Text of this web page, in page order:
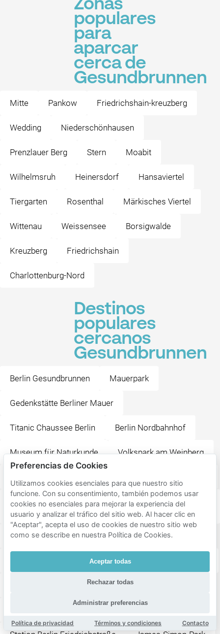
Zonas
populares
para
aparcar
cerca de
Gesundbrunnen
Mitte Pankow Friedrichshain-kreuzberg
Wedding Niederschönhausen
Prenzlauer Berg Stern Moabit
Wilhelmsruh Heinersdorf Hansaviertel
Tiergarten Rosenthal Märkisches Viertel
Wittenau Weissensee Borsigwalde
Kreuzberg Friedrichshain
Charlottenburg-Nord
Destinos
populares
cercanos
Gesundbrunnen
Berlin Gesundbrunnen Mauerpark
Gedenkstätte Berliner Mauer
Titanic Chaussee Berlin Berlin Nordbahnhof
Museum für Naturkunde Volkspark am Weinberg
Kin Za - Georgisches Restaurant Bistro & Street
Kitchen Georgian Restaurant
Friedrichstadt-Palast Berlin
Supreme Burger Grill & Bar Rosa-Luxemburg-Platz
Monbijoupark
Preferencias de Cookies
Utilizamos cookies esenciales para que nuestro sitio
funcione. Con su consentimiento, también podemos usar
cookies no esenciales para mejorar la experiencia del
usuario y analizar el tráfico del sitio web. Al hacer clic en
"Aceptar", acepta el uso de cookies de nuestro sitio web
como se describe en nuestra Política de Cookies.
Aceptar todas
Rechazar todas
Administrar preferencias
Política de privacidad Términos y condiciones Contacto